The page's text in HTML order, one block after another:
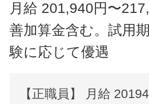
月給 201,940円〜
善加算金含む。試用
験に応じて優遇
【正職員】 月給